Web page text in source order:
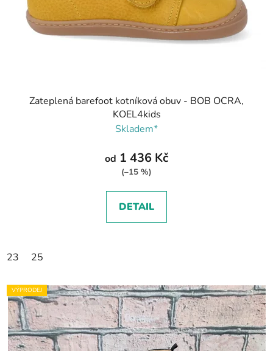
Zateplená barefoot kotníková obuv - BOB OCRA,
KOEL4kids
Skladem*
od 1 436 Kč
(–15 %)
DETAIL
23 25
VÝPRODEJ